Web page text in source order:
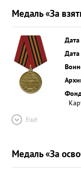
пулеметов 28
300, паровозов
солдат и
Медаль «За
Ещё
Медаль «За